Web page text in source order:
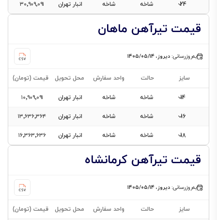
24 شاخه شاخه انبار تهران ۳۰٬۹۰۹٬۰۹۱
قیمت تیرآهن ماهان
به‌روزرسانی:دیروز، ۱۴۰۵/۰۵/۱۴
سایز حالت واحد سفارش محل تحویل قیمت (تومان)
14 شاخه شاخه انبار تهران ۱۰٬۹۰۹٬۰۹۱
16 شاخه شاخه انبار تهران ۱۳٬۶۳۶٬۳۶۴
18 شاخه شاخه انبار تهران ۱۶٬۳۶۳٬۶۳۶
قیمت تیرآهن کرمانشاه
به‌روزرسانی:دیروز، ۱۴۰۵/۰۵/۱۴
سایز حالت واحد سفارش محل تحویل قیمت (تومان)